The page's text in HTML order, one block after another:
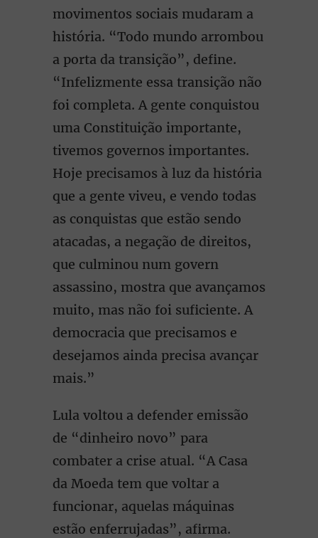
movimentos sociais mudaram a
história. “Todo mundo arrombou
a porta da transição”, define.
“Infelizmente essa transição não
foi completa. A gente conquistou
uma Constituição importante,
tivemos governos importantes.
Hoje precisamos à luz da história
que a gente viveu, e vendo todas
as conquistas que estão sendo
atacadas, a negação de direitos,
que culminou num govern
assassino, mostra que avançamos
muito, mas não foi suficiente. A
democracia que precisamos e
desejamos ainda precisa avançar
mais.”
Lula voltou a defender emissão
de “dinheiro novo” para
combater a crise atual. “A Casa
da Moeda tem que voltar a
funcionar, aquelas máquinas
estão enferrujadas”, afirma.